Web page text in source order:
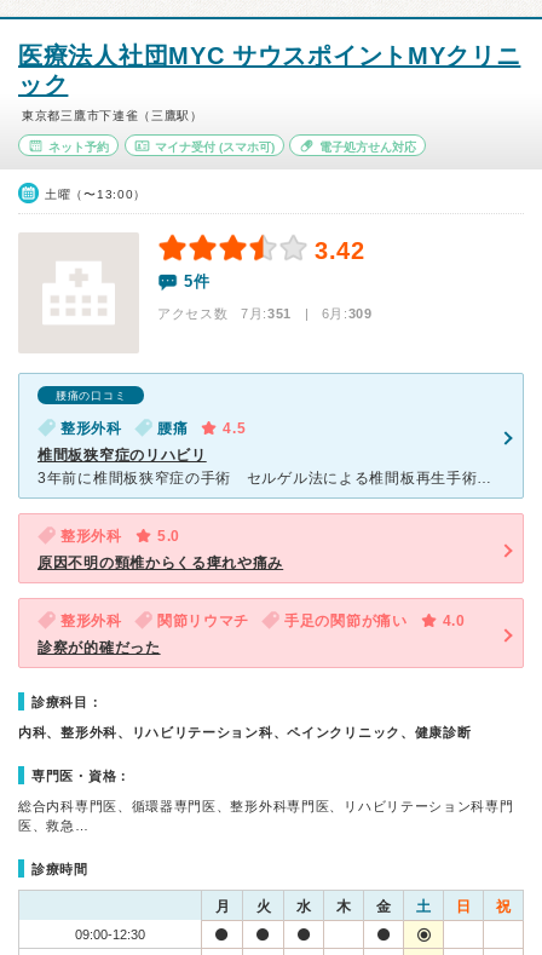
医療法人社団MYC サウスポイントMYクリニ
ック
東京都三鷹市下連雀（三鷹駅）
ネット予約 マイナ受付(スマホ可) 電子処方せん対応
土曜（〜13:00）
3.42
5件
アクセス数 7月:351 | 6月:309
腰痛の口コミ
整形外科 腰痛
4.5
椎間板狭窄症のリハビリ
3年前に椎間板狭窄症の手術 セルゲル法による椎間板再生手術のリハビリで週1回通院 鍼灸師による 施術をお願いしています 自分はアスリート ベンチプレスの世界チャンピオンです 現在 マスターズ４
整形外科
5.0
原因不明の頸椎からくる痺れや痛み
整形外科 関節リウマチ 手足の関節が痛い
4.0
診察が的確だった
診療科目：
内科、整形外科、リハビリテーション科、ペインクリニック、健康診断
専門医・資格：
総合内科専門医、循環器専門医、整形外科専門医、リハビリテーション科専門
医、救急…
診療時間
月 火 水 木 金 土 日 祝
09:00-12:30